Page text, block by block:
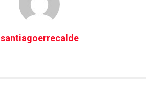
santiagoerrecalde